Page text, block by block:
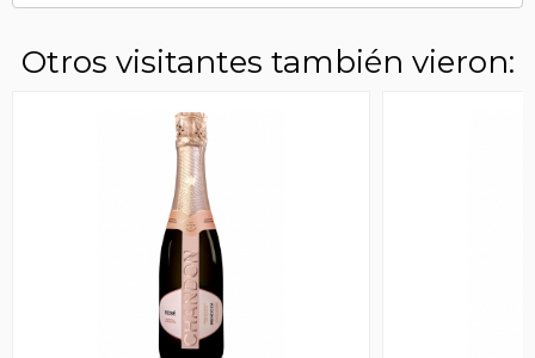
Otros visitantes también vieron: